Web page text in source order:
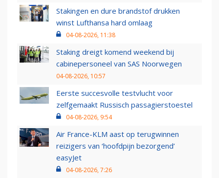
Stakingen en dure brandstof drukken
winst Lufthansa hard omlaag
04-08-2026, 11:38
Staking dreigt komend weekend bij
cabinepersoneel van SAS Noorwegen
04-08-2026, 10:57
Eerste succesvolle testvlucht voor
zelfgemaakt Russisch passagierstoestel
04-08-2026, 9:54
Air France-KLM aast op terugwinnen
reizigers van ‘hoofdpijn bezorgend’
easyJet
04-08-2026, 7:26